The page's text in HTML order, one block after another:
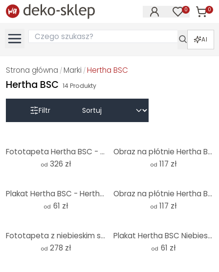
0 0
AI
Strona główna / Marki /Hertha BSC
Hertha BSC 14Produkty
Filtr
Fototapeta Hertha BSC - Hertha choreo na łuku wschodnim
od 326 zł
Obraz na płótnie Hertha BSC - Początek meczu na stadionie
od 117 zł
Plakat Hertha BSC - Hertha Choreo w East Curve
od 61 zł
Obraz na płótnie Hertha BSC - Hertha Choreo na łuku wschodnim
od 117 zł
Fototapeta z niebieskim stadionem olimpijskim Hertha BSC
od 278 zł
Plakat Hertha BSC Niebieski Stadion Olimpijski
od 61 zł